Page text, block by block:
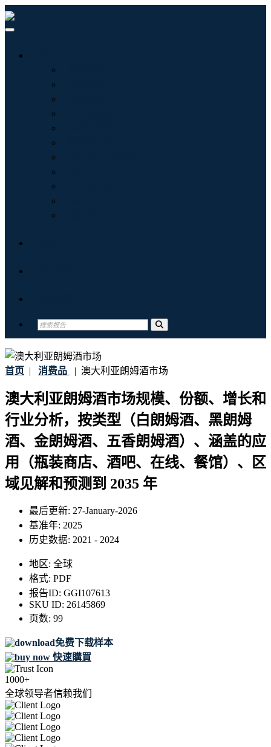
首页 | 消费品 | 澳大利亚朗姆酒市场
澳大利亚朗姆酒市场规模、份额、增长和
行业分析，按类型（白朗姆酒、黑朗姆
酒、金朗姆酒、五香朗姆酒）、涵盖的应
用（瓶装商店、酒吧、在线、餐馆）、区
域见解和预测到 2035 年
最后更新: 27-January-2026
基准年: 2025
历史数据: 2021 - 2024
地区: 全球
格式: PDF
报告ID: GGI107613
SKU ID: 26145869
页数: 99
免费下载样本
快速購買
1000+
全球领导者信赖我们